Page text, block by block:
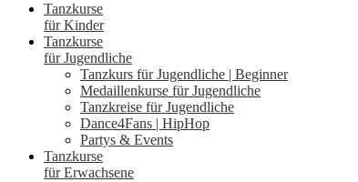
Tanzkurse
für Kinder
Tanzkurse
für Jugendliche
Tanzkurs für Jugendliche | Beginner
Medaillenkurse für Jugendliche
Tanzkreise für Jugendliche
Dance4Fans | HipHop
Partys & Events
Tanzkurse
für Erwachsene